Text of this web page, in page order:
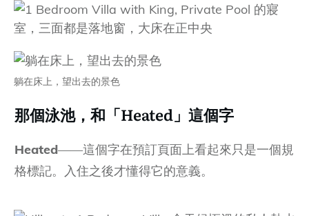
躺在床上，望出去的景色
那個泳池，和「Heated」這個字
Heated——這個字在預訂頁面上看起來只是一個規
格標記。入住之後才懂得它的意義。